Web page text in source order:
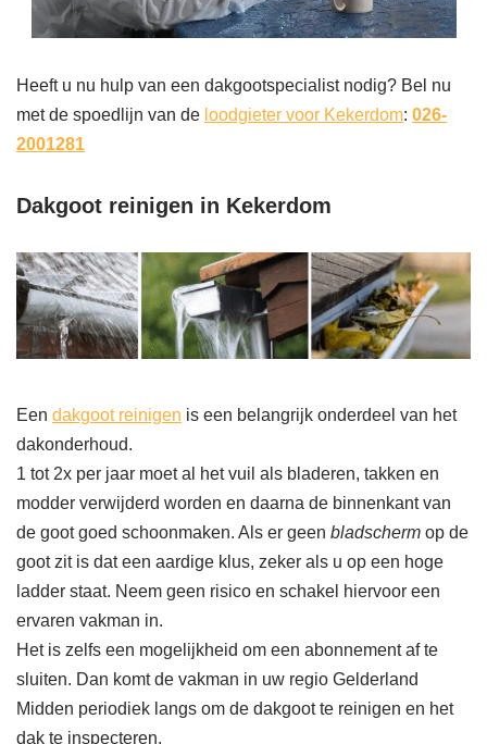
Heeft u nu hulp van een dakgootspecialist nodig? Bel nu
met de spoedlijn van de loodgieter voor Kekerdom: 026-
2001281
Dakgoot reinigen in Kekerdom
Een dakgoot reinigen is een belangrijk onderdeel van het
dakonderhoud.
1 tot 2x per jaar moet al het vuil als bladeren, takken en
modder verwijderd worden en daarna de binnenkant van
de goot goed schoonmaken. Als er geen bladscherm op de
goot zit is dat een aardige klus, zeker als u op een hoge
ladder staat. Neem geen risico en schakel hiervoor een
ervaren vakman in.
Het is zelfs een mogelijkheid om een abonnement af te
sluiten. Dan komt de vakman in uw regio Gelderland
Midden periodiek langs om de dakgoot te reinigen en het
dak te inspecteren.